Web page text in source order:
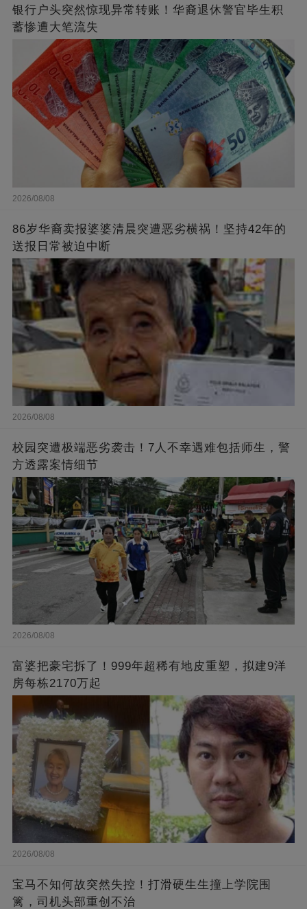
银行户头突然惊现异常转账！华裔退休警官毕生积
蓄惨遭大笔流失
2026/08/08
86岁华裔卖报婆婆清晨突遭恶劣横祸！坚持42年的
送报日常被迫中断
2026/08/08
校园突遭极端恶劣袭击！7人不幸遇难包括师生，警
方透露案情细节
2026/08/08
富婆把豪宅拆了！999年超稀有地皮重塑，拟建9洋
房每栋2170万起
2026/08/08
宝马不知何故突然失控！打滑硬生生撞上学院围
篱，司机头部重创不治